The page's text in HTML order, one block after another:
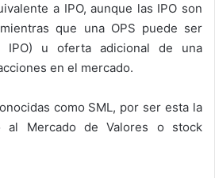
a IPO, aunque las IPO son
que una OPS puede ser
IPO) u oferta adicional de una
en el mercado.
como SML, por ser esta la
al Mercado de Valores o stock